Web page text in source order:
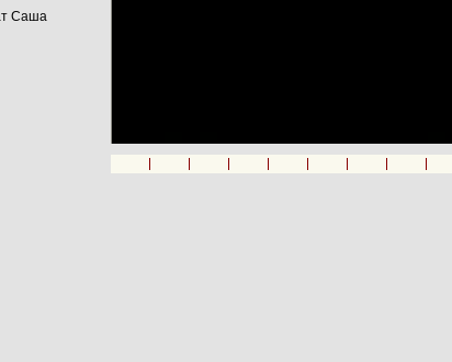
Саша